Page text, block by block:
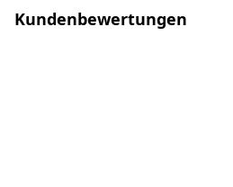
Kundenbewertungen